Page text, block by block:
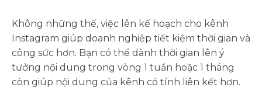
Không những thế, việc lên kế hoạch cho kênh
Instagram giúp doanh nghiệp tiết kiệm thời gian và
công sức hơn. Bạn có thể dành thời gian lên ý
tưởng nội dung trong vòng 1 tuần hoặc 1 tháng
còn giúp nội dung của kênh có tính liên kết hơn.